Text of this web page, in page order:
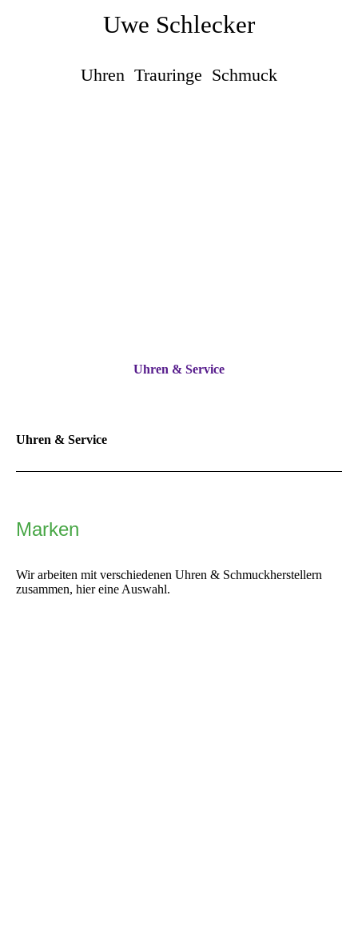
Uwe Schlecker
Uhren Trauringe Schmuck
Uhren & Service
Uhren & Service
Marken
Wir arbeiten mit verschiedenen Uhren & Schmuckherstellern
zusammen, hier eine Auswahl.